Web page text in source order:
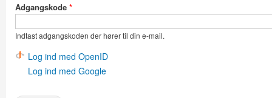
Adgangskode *
Indtast adgangskoden der hører til din e-mail.
Log ind med OpenID
Log ind med Google